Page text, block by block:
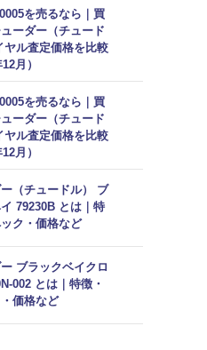
を売るなら｜買
ーダー（チュード
ヤル査定価格を比較
月）
を売るなら｜買
ーダー（チュード
ヤル査定価格を比較
月）
（チュードル） ブ
79230B とは｜特
ク・価格など
ブラックベイクロ
002 とは｜特徴・
価格など